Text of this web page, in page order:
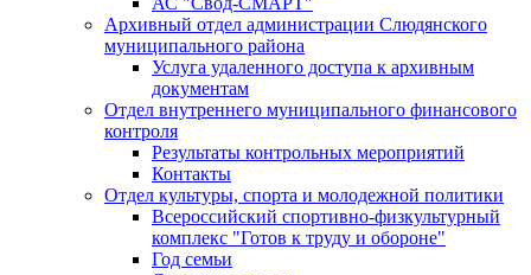
Архивный отдел администрации Слюдянского
муниципального района
Услуга удаленного доступа к архивным
документам
Отдел внутреннего муниципального финансового
контроля
Результаты контрольных мероприятий
Контакты
Отдел культуры, спорта и молодежной политики
Всероссийский спортивно-физкультурный
комплекс "Готов к труду и обороне"
Год семьи